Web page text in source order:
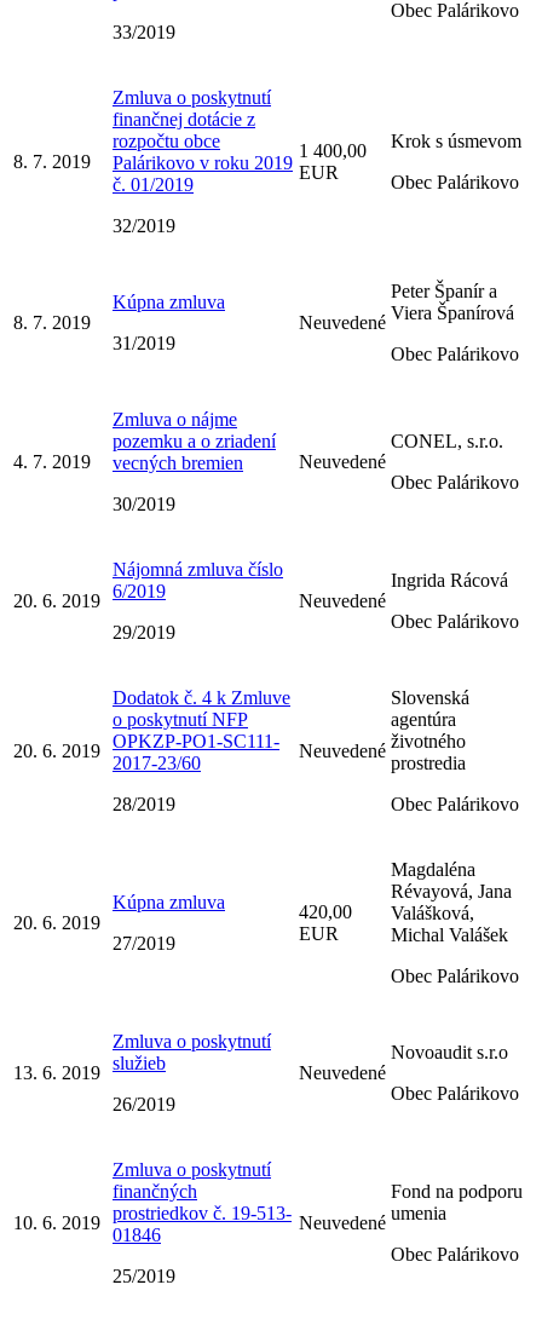
33/2019
Obec Palárikovo
8. 7. 2019
Zmluva o poskytnutí
finančnej dotácie z
rozpočtu obce
Palárikovo v roku 2019
č. 01/2019
32/2019
1 400,00
EUR
Krok s úsmevom
Obec Palárikovo
8. 7. 2019
Kúpna zmluva
31/2019
Neuvedené
Peter Španír a
Viera Španírová
Obec Palárikovo
4. 7. 2019
Zmluva o nájme
pozemku a o zriadení
vecných bremien
30/2019
Neuvedené
CONEL, s.r.o.
Obec Palárikovo
20. 6. 2019
Nájomná zmluva číslo
6/2019
29/2019
Neuvedené
Ingrida Rácová
Obec Palárikovo
20. 6. 2019
Dodatok č. 4 k Zmluve
o poskytnutí NFP
OPKZP-PO1-SC111-
2017-23/60
28/2019
Neuvedené
Slovenská
agentúra
životného
prostredia
Obec Palárikovo
20. 6. 2019
Kúpna zmluva
27/2019
420,00
EUR
Magdaléna
Révayová, Jana
Valášková,
Michal Valášek
Obec Palárikovo
13. 6. 2019
Zmluva o poskytnutí
služieb
26/2019
Neuvedené
Novoaudit s.r.o
Obec Palárikovo
10. 6. 2019
Zmluva o poskytnutí
finančných
prostriedkov č. 19-513-
01846
25/2019
Neuvedené
Fond na podporu
umenia
Obec Palárikovo